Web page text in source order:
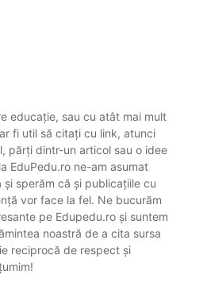
educație, sau cu atât mai mult
fi util să citați cu link, atunci
părți dintr-un articol sau o idee
EduPedu.ro ne-am asumat
sperăm că și publicațiile cu
vor face la fel. Ne bucurăm
pe Edupedu.ro și suntem
noastră de a cita sursa
reciprocă de respect și